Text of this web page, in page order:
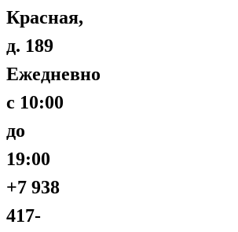
Красная,
д. 189
Ежедневно
с 10:00
до
19:00
+7 938
417-